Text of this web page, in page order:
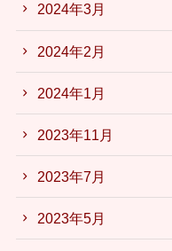
2024年3月
2024年2月
2024年1月
2023年11月
2023年7月
2023年5月